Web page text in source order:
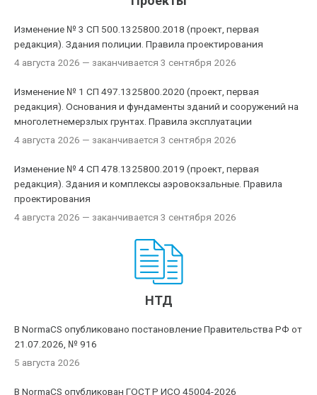
Изменение № 3 СП 500.1325800.2018 (проект, первая
редакция). Здания полиции. Правила проектирования
4 августа 2026 — заканчивается 3 сентября 2026
Изменение № 1 СП 497.1325800.2020 (проект, первая
редакция). Основания и фундаменты зданий и сооружений на
многолетнемерзлых грунтах. Правила эксплуатации
4 августа 2026 — заканчивается 3 сентября 2026
Изменение № 4 СП 478.1325800.2019 (проект, первая
редакция). Здания и комплексы аэровокзальные. Правила
проектирования
4 августа 2026 — заканчивается 3 сентября 2026
НТД
В NormaCS опубликовано постановление Правительства РФ от
21.07.2026, № 916
5 августа 2026
В NormaCS опубликован ГОСТ Р ИСО 45004-2026